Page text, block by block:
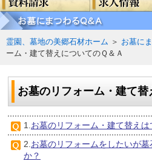
霊園、墓地の美郷石材ホーム ＞ お墓に
ーム・建て替えについてのＱ＆Ａ
お墓のリフォーム・建て
1. お墓のリフォーム・建て替えは
2. お墓のリフォームをしたいが
か？